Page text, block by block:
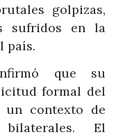
golpizas,
sufridos en la
país.
que su
formal del
un contexto de
bilaterales. El